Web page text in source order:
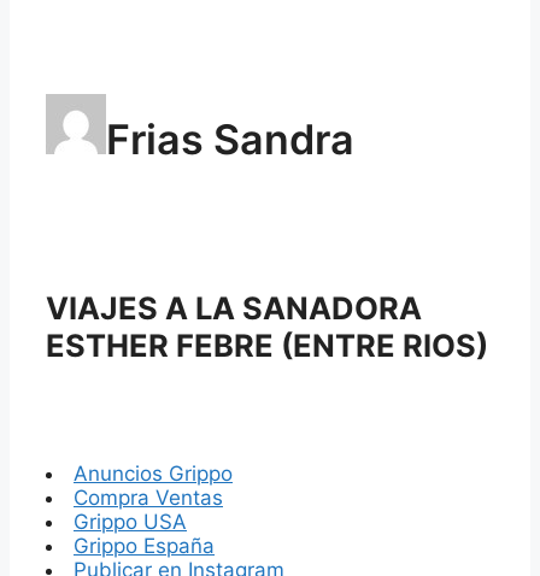
Frias Sandra
VIAJES A LA SANADORA
ESTHER FEBRE (ENTRE RIOS)
Anuncios Grippo
Compra Ventas
Grippo USA
Grippo España
Publicar en Instagram